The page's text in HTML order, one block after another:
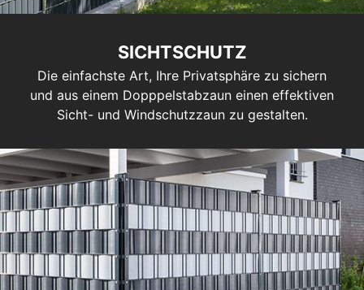
SICHTSCHUTZ
Die einfachste Art, Ihre Privatsphäre zu sichern
und aus einem Dopppelstabzaun einen effektiven
Sicht- und Windschutzzaun zu gestalten.